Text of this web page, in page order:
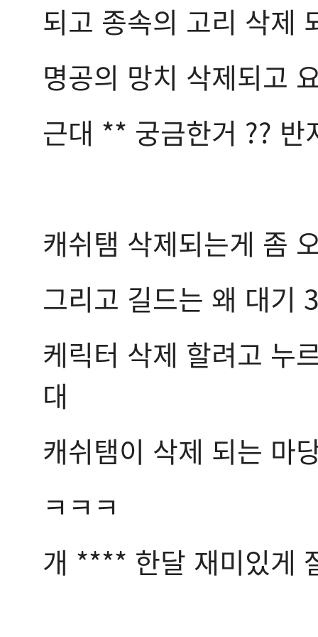
되고 종속의 고리 삭제
명공의 망치 삭제되고
근대 ** 궁금한거 ?? 반
캐쉬탬 삭제되는게 좀
그리고 길드는 왜 대기
케릭터 삭제 할려고 누
대
캐쉬탬이 삭제 되는 마
ㅋㅋㅋ
개 **** 한달 재미있게